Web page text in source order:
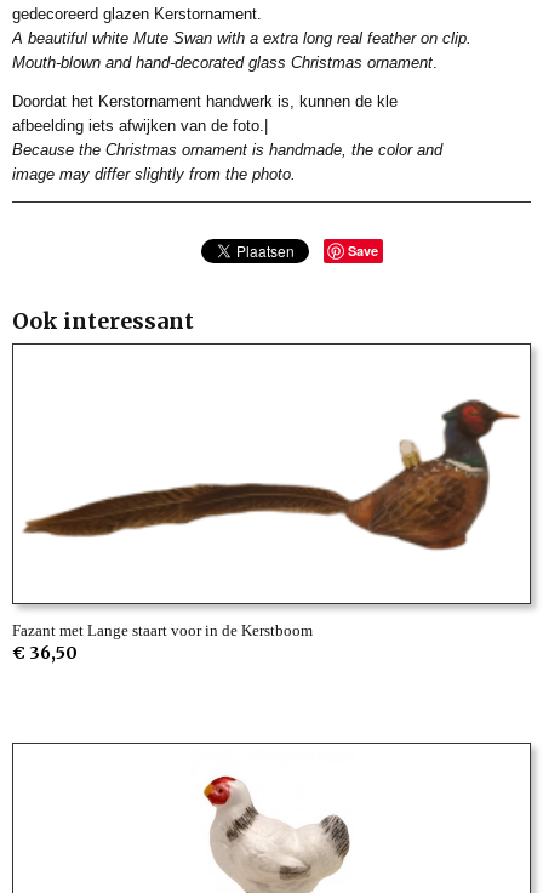
gedecoreerd glazen Kerstornament.
A beautiful white Mute Swan with a extra long real feather on clip.
Mouth-blown and hand-decorated glass Christmas ornament.
Doordat het Kerstornament handwerk is, kunnen de kle
afbeelding iets afwijken van de foto.|
Because the Christmas ornament is handmade, the color and
image may differ slightly from the photo.
Save
Ook interessant
Fazant met Lange staart voor in de Kerstboom
€ 36,50